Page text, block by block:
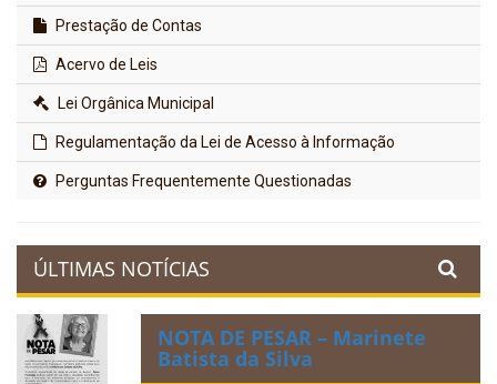
Prestação de Contas
Acervo de Leis
Lei Orgânica Municipal
Regulamentação da Lei de Acesso à Informação
Perguntas Frequentemente Questionadas
ÚLTIMAS NOTÍCIAS
NOTA DE PESAR – Marinete
Batista da Silva